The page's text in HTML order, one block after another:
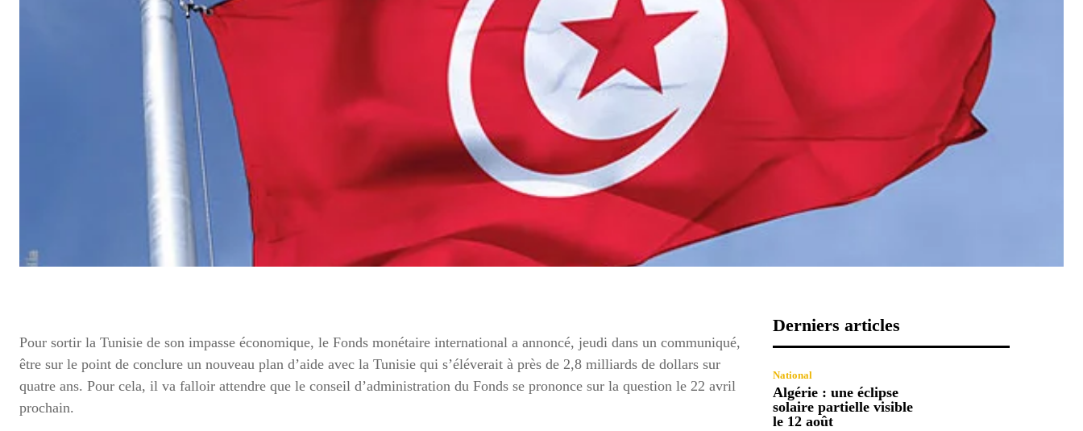
Pour sortir la Tunisie de son impasse économique, le Fonds monétaire international a annoncé, jeudi dans un communiqué,
être sur le point de conclure un nouveau plan d’aide avec la Tunisie qui s’éléverait à près de 2,8 milliards de dollars sur
quatre ans. Pour cela, il va falloir attendre que le conseil d’administration du Fonds se prononce sur la question le 22 avril
prochain.
Derniers articles
National
Algérie : une éclipse
solaire partielle visible
le 12 août